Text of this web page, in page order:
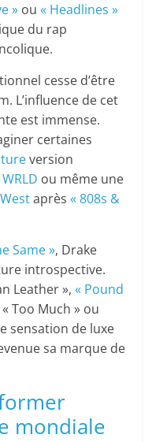
» ou« Headlines »
du rap
cesse d’être
L’influence de cet
est immense.
certaines
version
ou même une
après« 808s &
Same », Drake
introspective.
Leather »,« Pound
« Too Much » ou
sensation de luxe
sa marque de
mondiale